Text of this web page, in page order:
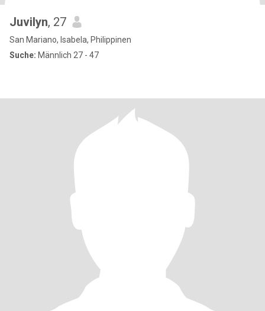
Juvilyn, 27
San Mariano, Isabela, Philippinen
Suche: Männlich 27 - 47